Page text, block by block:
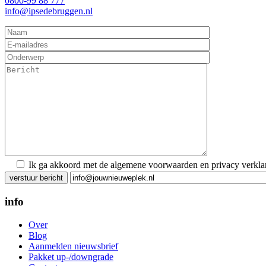
info@ipsedebruggen.nl
Ik ga akkoord met de algemene voorwaarden en privacy
Gelieve
dit
veld
leeg
laten.
info
Over
Blog
Aanmelden nieuwsbrief
Pakket up-/downgrade